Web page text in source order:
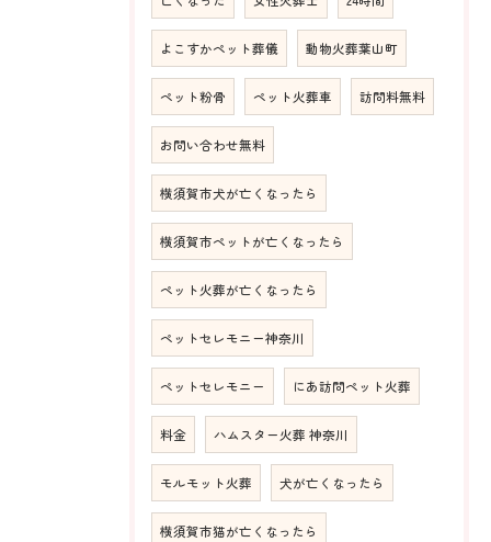
よこすかペット葬儀 動物火葬葉山町
ペット粉骨 ペット火葬車 訪問料無料
お問い合わせ無料
横須賀市犬が亡くなったら
横須賀市ペットが亡くなったら
ペット火葬が亡くなったら
ペットセレモニー神奈川
ペットセレモニー にあ訪問ペット火葬
料金 ハムスター火葬 神奈川
モルモット火葬 犬が亡くなったら
横須賀市猫が亡くなったら